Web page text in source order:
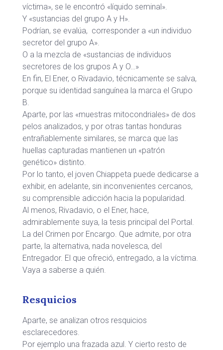
víctima», se le encontró «líquido seminal».
Y «sustancias del grupo A y H».
Podrían, se evalúa, corresponder a «un individuo
secretor del grupo A».
O a la mezcla de «sustancias de individuos
secretores de los grupos A y O…»
En fin, El Ener, o Rivadavio, técnicamente se salva,
porque su identidad sanguínea la marca el Grupo
B.
Aparte, por las «muestras mitocondriales» de dos
pelos analizados, y por otras tantas honduras
entrañablemente similares, se marca que las
huellas capturadas mantienen un «patrón
genético» distinto.
Por lo tanto, el joven Chiappeta puede dedicarse a
exhibir, en adelante, sin inconvenientes cercanos,
su comprensible adicción hacia la popularidad.
Al menos, Rivadavio, o el Ener, hace,
admirablemente suya, la tesis principal del Portal.
La del Crimen por Encargo. Que admite, por otra
parte, la alternativa, nada novelesca, del
Entregador. El que ofreció, entregado, a la víctima.
Vaya a saberse a quién.
Resquicios
Aparte, se analizan otros resquicios
esclarecedores.
Por ejemplo una frazada azul. Y cierto resto de